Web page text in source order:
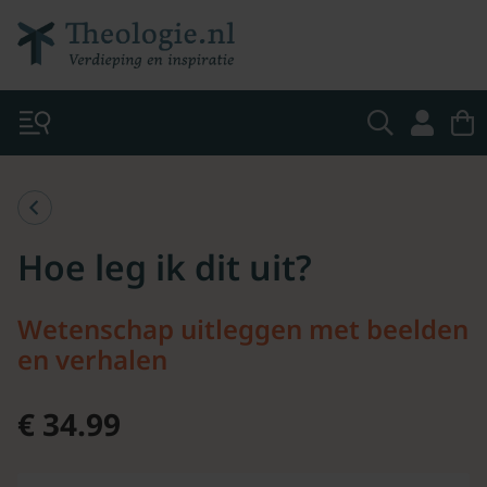
Hoe leg ik dit uit?
Wetenschap uitleggen met beelden
en verhalen
€ 34.99